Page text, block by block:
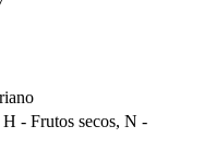
- Frutos secos, N -